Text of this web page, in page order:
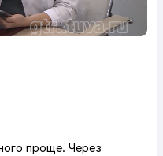
проще. Через